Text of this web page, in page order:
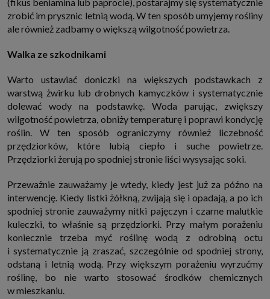
statystycznych, ulepszanie naszych usług i dopasowanie ich do potrzeb i
wygody użytkowników (np. personalizowanie treści w usługach), jak
również prowadzenie marketingu i promocji własnych usług (np. jeśli
interesujesz się motoryzacją i oglądasz artykuły w biznesistyl.pl lub na
dotyczącą artykułu w serwisie biznesistyl.pl/automoto. Takie
przetwarzanie danych to realizacja naszych prawnie uzasadnionych
3. Za Twoją zgodą usługi marketingowe dostarczą Ci nasi Zaufani
Partnerzy oraz my dla podmiotów trzecich. Aby móc pokazać interesujące
Cię reklamy (np. produktu, którego możesz potrzebować) reklamodawcy i
ich przedstawiciele chcieliby mieć możliwość przetwarzania Twoich
danych związanych z odwiedzanymi przez Ciebie stronami
internetowymi. Udzielenie takiej zgody jest dobrowolne, nie musisz jej
udzielać, nie pozbawi Cię to dostępu do naszych usług. Masz również
możliwość ograniczenia zakresu lub zmiany zgody w dowolnym
momencie.
przetwarzania, czyli w przypadku udzielenia zgody do momentu jej
cofnięcia, ograniczenia lub innych działań z Twojej strony ograniczających
tę zgodę, w przypadku niezbędności danych do wykonania umowy, przez
czas jej wykonywania i ewentualnie okres przedawnienia roszczeń z niej
(zwykle nie więcej niż 3 lata, a maksymalnie 10 lat), a w przypadku, gdy
podstawą przetwarzania danych jest uzasadniony interes administratora,
do czasu zgłoszenia przez Ciebie skutecznego sprzeciwu.
Przekazywanie danych
Administratorzy danych mogą powierzać Twoje dane podwykonawcom IT,
księgowym, agencjom marketingowym etc. Zrobią to jedynie na
podstawie umowy o powierzenie przetwarzania danych zobowiązującej
taki podmiot do odpowiedniego zabezpieczenia danych i niekorzystania z
zrobić im prysznic letnią wodą. W ten sposób umyjemy rośliny
ale również zadbamy o większą wilgotność powietrza.
Walka ze szkodnikami
Warto ustawiać doniczki na większych podstawkach z
warstwą żwirku lub drobnych kamyczków i systematycznie
dolewać wody na podstawkę. Woda parując, zwiększy
wilgotność powietrza, obniży temperaturę i poprawi kondycję
roślin. W ten sposób ograniczymy również liczebność
przędziorków, które lubią ciepło i suche powietrze.
Przędziorki żerują po spodniej stronie liści wysysając soki.
Przeważnie zauważamy je wtedy, kiedy jest już za późno na
interwencję. Kiedy listki żółkną, zwijają się i opadają, a po ich
spodniej stronie zauważymy nitki pajęczyn i czarne malutkie
kuleczki, to właśnie są przędziorki. Przy małym porażeniu
koniecznie trzeba myć roślinę wodą z odrobiną octu
i systematycznie ją zraszać, szczególnie od spodniej strony,
odstaną i letnią wodą. Przy większym porażeniu wyrzućmy
roślinę, bo nie warto stosować środków chemicznych
w mieszkaniu.